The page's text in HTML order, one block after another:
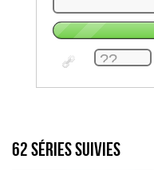
62 séries suivies